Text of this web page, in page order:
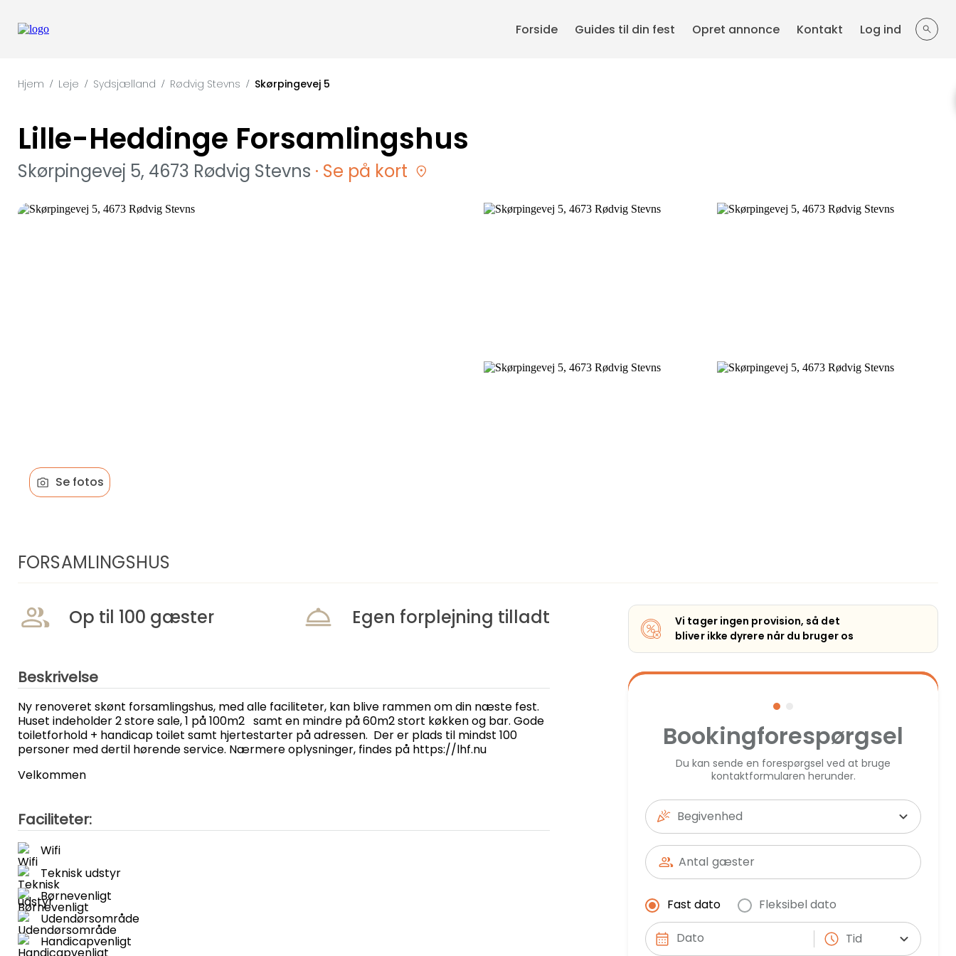
Forside Guides til din fest Opret annonce Kontakt Log ind
Hjem / Leje / Sydsjælland / Rødvig Stevns / Skørpingevej 5
Lille-Heddinge Forsamlingshus
Skørpingevej 5, 4673 Rødvig Stevns · Se på kort
Se fotos
FORSAMLINGSHUS
Op til 100 gæster Egen forplejning tilladt
Beskrivelse
Ny renoveret skønt forsamlingshus, med alle faciliteter, kan blive rammen om din næste fest.
Huset indeholder 2 store sale, 1 på 100m2 samt en mindre på 60m2stort køkken og bar. Gode
toiletforhold + handicap toilet samt hjertestarter på adressen. Der er plads til mindst 100
personer med dertil hørende service. Nærmere oplysninger, findes på https://lhf.nu
Velkommen
Faciliteter:
Wifi
Teknisk udstyr
Børnevenligt
Udendørsområde
Handicapvenligt
Vi tager ingen provision, så det
bliver ikke dyrere når du bruger os
Bookingforespørgsel
Du kan sende en forespørgsel ved at bruge
kontaktformularen herunder.
Begivenhed
Antal gæster
Fast dato Fleksibel dato
Tid